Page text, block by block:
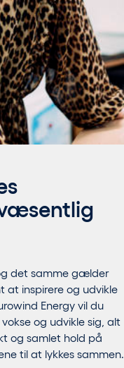
det samme gælder
at inspirere og udvikle
Energy vil du
og udvikle sig, alt
og samlet hold på
til at lykkes sammen.